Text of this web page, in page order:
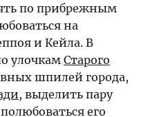
по прибрежным
на
и Кейла. В
улочкам Старого
шпилей города,
, выделить пару
полюбоваться его